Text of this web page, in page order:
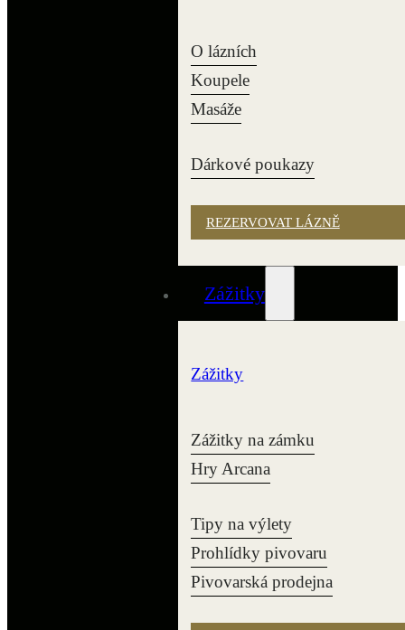
O lázních
Koupele
Masáže
Dárkové poukazy
REZERVOVAT LÁZNĚ
Zážitky
Zážitky
Zážitky na zámku
Hry Arcana
Tipy na výlety
Prohlídky pivovaru
Pivovarská prodejna